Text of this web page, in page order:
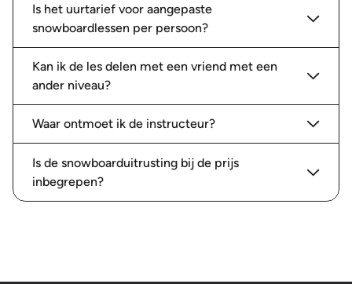
Is het uurtarief voor aangepaste
snowboardlessen per persoon?
Kan ik de les delen met een vriend met een
ander niveau?
Waar ontmoet ik de instructeur?
Is de snowboarduitrusting bij de prijs
inbegrepen?